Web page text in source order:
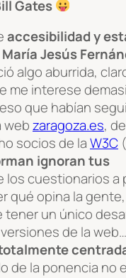
Gates
accesibilidad y
María Jesús
algo aburrida,
me interese
que habían
webzaragoza.es,
socios de laW3C
ignoran tus
los cuestionarios a
qué opina la
tener un único
de la
de la ponencia no